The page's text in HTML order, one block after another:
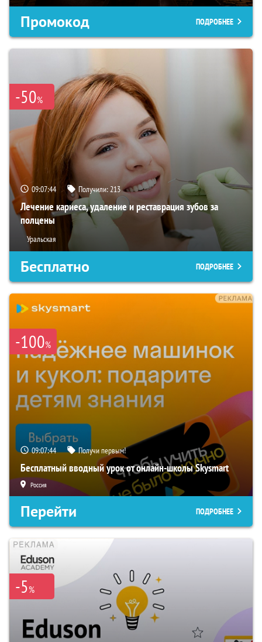
Промокод ПОДРОБНЕЕ
-50%
09:07:43 Получили:213
Лечение кариеса, удаление и реставрация зубов за
полцены
Уральская
Бесплатно ПОДРОБНЕЕ
-100%
09:07:43 Получи первым!
Бесплатный вводный урок от онлайн-школы Skysmart
Россия
Перейти ПОДРОБНЕЕ
-5%